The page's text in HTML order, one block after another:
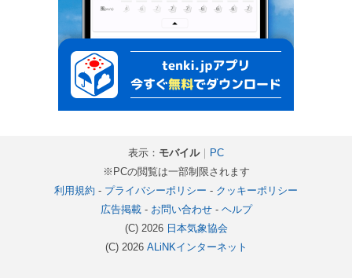
表示： モバイル｜ PC
※PCの閲覧は一部制限されます
利用規約 - プライバシーポリシー - クッキーポリシー
広告掲載- お問い合わせ- ヘルプ
(C) 2026 日本気象協会
(C) 2026 ALiNKインターネット